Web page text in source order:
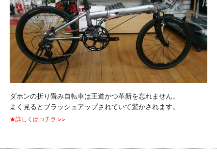
ダホンの折り畳み自転車は王道かつ革新を忘れません。
よく見るとブラッシュアップされていて驚かされます。
★詳しくはコチラ >>